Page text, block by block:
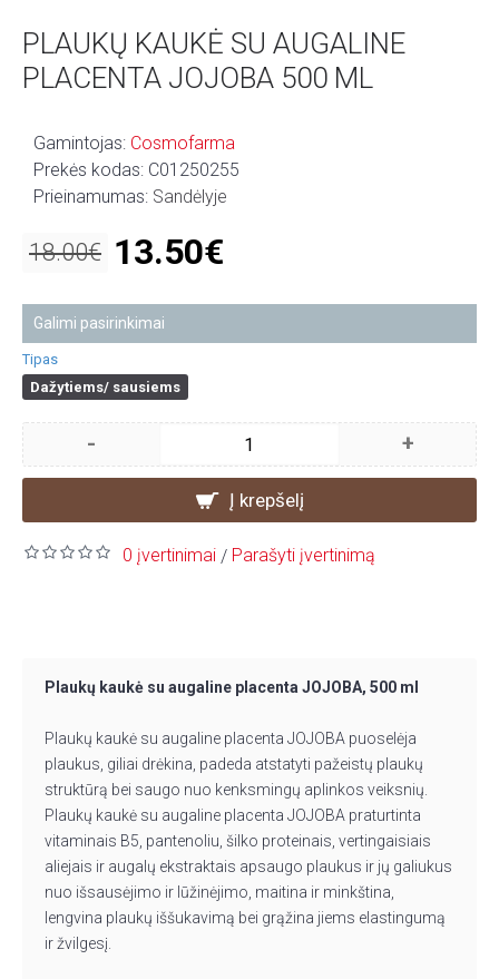
PLAUKŲ KAUKĖ SU AUGALINE
PLACENTA JOJOBA 500 ML
Gamintojas: Cosmofarma
Prekės kodas: C01250255
Prieinamumas: Sandėlyje
18.00€ 13.50€
Galimi pasirinkimai
Tipas
Dažytiems/ sausiems
- +
Į krepšelį
0 įvertinimai / Parašyti įvertinimą
Plaukų kaukė su augaline placenta JOJOBA, 500 ml
Plaukų kaukė su augaline placenta JOJOBA puoselėja
plaukus, giliai drėkina, padeda atstatyti pažeistų plaukų
struktūrą bei saugo nuo kenksmingų aplinkos veiksnių.
Plaukų kaukė su augaline placenta JOJOBA praturtinta
vitaminais B5, pantenoliu, šilko proteinais, vertingaisiais
aliejais ir augalų ekstraktais apsaugo plaukus ir jų galiukus
nuo išsausėjimo ir lūžinėjimo, maitina ir minkština,
lengvina plaukų iššukavimą bei grąžina jiems elastingumą
ir žvilgesį.